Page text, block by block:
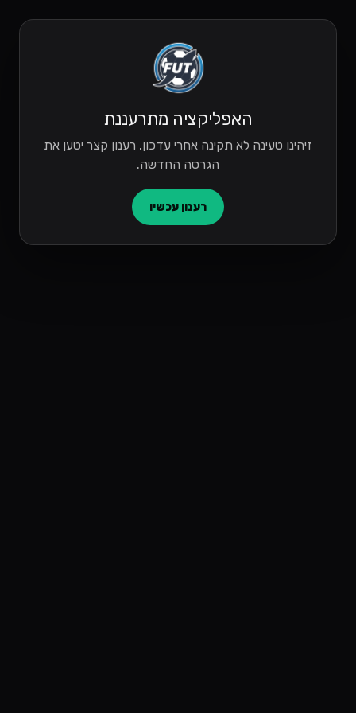
האפליקציה מתרעננת
זיהינו טעינה לא תקינה אחרי עדכון. רענון קצר יטען את
הגרסה החדשה.
רענון עכשיו